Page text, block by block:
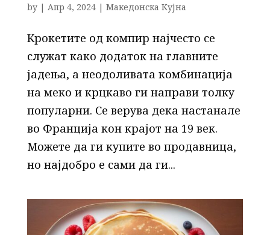
by | Апр 4, 2024| Македонска Кујна
Крокетите од компир најчесто се
служат како додаток на главните
јадења, а неодоливата комбинација
на меко и крцкаво ги направи толку
популарни. Се верува дека настанале
во Франција кон крајот на 19 век.
Можете да ги купите во продавница,
но најдобро е сами да ги...